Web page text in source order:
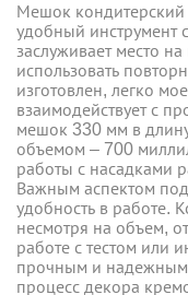
Мешок
удобный инструмент
заслуживает место
использовать
изготовлен, легко
взаимодействует с
мешок 330 мм в
объемом – 700
работы с насадками
Важным аспектом
удобность в работе.
несмотря на объем,
работе с тестом или
прочным и
процесс декора